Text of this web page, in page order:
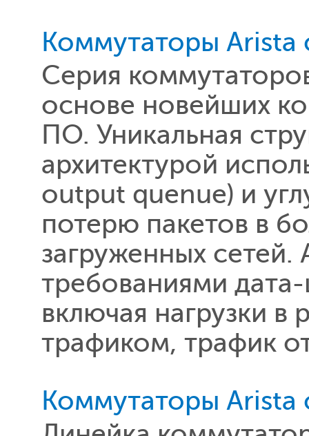
Коммутаторы Arista
Серия
основе новейших
ПО. Уникальная
архитектурой
output quenue) и
потерю пакетов в
загруженных сетей.
требованиями
включая нагрузки
трафиком, трафик
Коммутаторы Arista